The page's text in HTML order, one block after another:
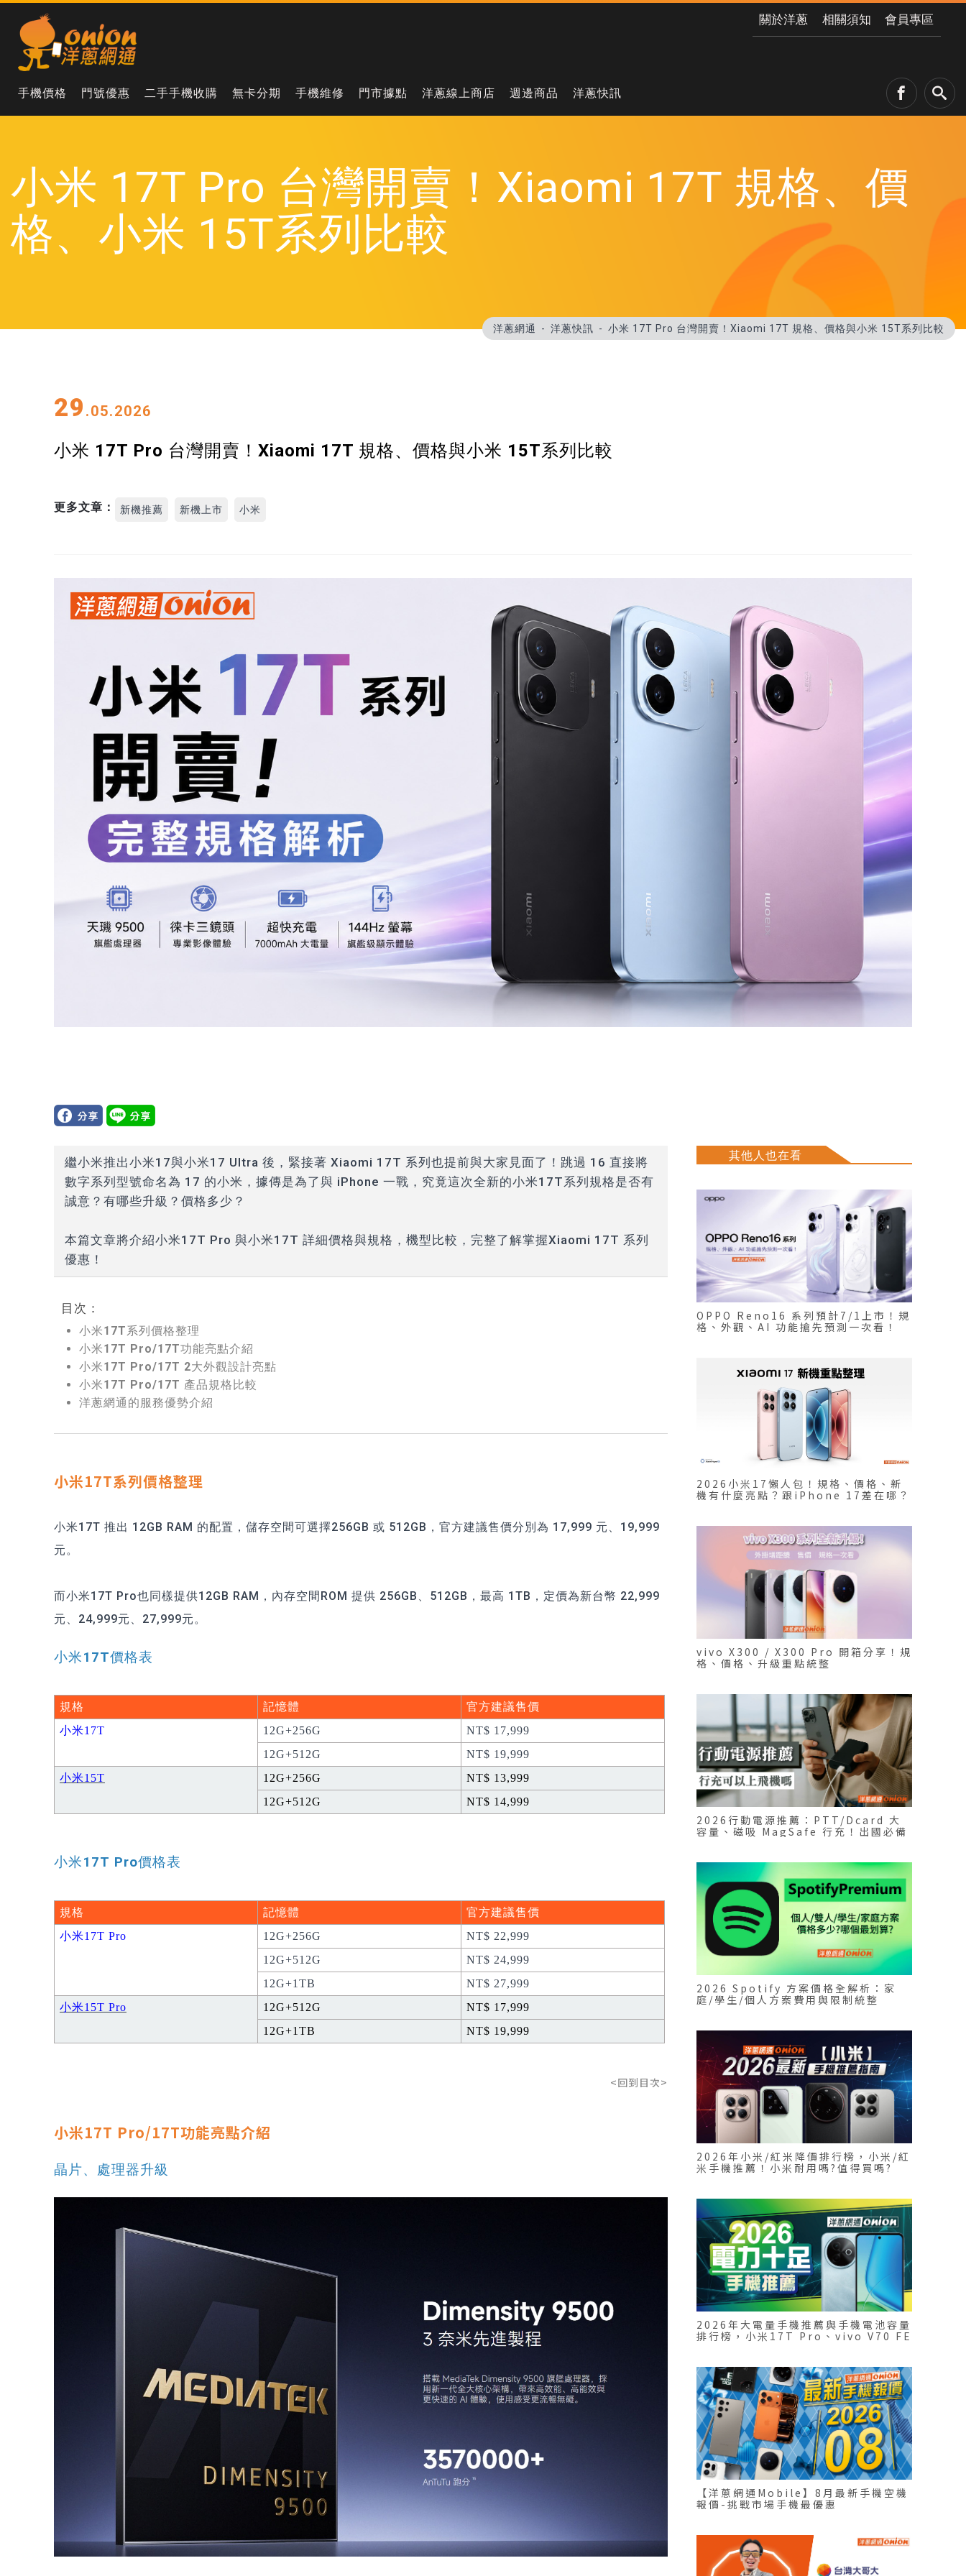
關於洋蔥 相關須知 會員專區
手機價格 門號優惠 二手手機收購 無卡分期 手機維修 門市據點 洋蔥線上商店 週邊商品 洋蔥快訊
小米 17T Pro 台灣開賣！Xiaomi 17T 規格、價
格、小米 15T系列比較
洋蔥網通 洋蔥快訊 小米 17T Pro 台灣開賣！Xiaomi 17T 規格、價格與小米 15T系列比較
29 .05.2026
小米 17T Pro 台灣開賣！Xiaomi 17T 規格、價格與小米 15T系列比較
更多文章： 新機推薦 新機上市 小米
繼小米推出小米17與小米17 Ultra 後，緊接著 Xiaomi 17T 系列也提前與大家見面了！跳過 16 直接將
數字系列型號命名為 17 的小米，據傳是為了與 iPhone 一戰，究竟這次全新的小米17T系列規格是否有
誠意？有哪些升級？價格多少？
本篇文章將介紹小米17T Pro 與小米17T 詳細價格與規格，機型比較，完整了解掌握Xiaomi 17T 系列
優惠！
目次：
小米17T系列價格整理
小米17T Pro/17T功能亮點介紹
小米17T Pro/17T 2大外觀設計亮點
小米17T Pro/17T 產品規格比較
洋蔥網通的服務優勢介紹
小米17T系列價格整理
小米17T 推出 12GB RAM 的配置，儲存空間可選擇256GB 或 512GB，官方建議售價分別為 17,999 元、19,999
元。
而小米17T Pro也同樣提供12GB RAM，內存空間ROM 提供 256GB、512GB，最高 1TB，定價為新台幣 22,999
元、24,999元、27,999元。
小米17T價格表
規格 記憶體
官方建議售價
小米17T
12G+256G
NT$ 17,999
12G+512G
NT$ 19,999
小米15T 12G+256G
NT$ 13,999
12G+512G
NT$ 14,999
小米17T Pro價格表
規格 記憶體
官方建議售價
小米17T Pro
12G+256G
NT$ 22,999
12G+512G
NT$ 24,999
12G+1TB
NT$ 27,999
小米15T Pro 12G+512G
NT$ 17,999
12G+1TB
NT$ 19,999
<回到目次>
小米17T Pro/17T功能亮點介紹
晶片、處理器升級
其他人也在看
OPPO Reno16 系列預計7/1上市！規
格、外觀、AI 功能搶先預測一次看！
2026小米17懶人包！規格、價格、新
機有什麼亮點？跟iPhone 17差在哪？
vivo X300 / X300 Pro 開箱分享！規
格、價格、升級重點統整
2026行動電源推薦：PTT/Dcard 大
容量、磁吸 MagSafe 行充！出國必備
2026 Spotify 方案價格全解析：家
庭/學生/個人方案費用與限制統整
2026年小米/紅米降價排行榜，小米/紅
米手機推薦！小米耐用嗎?值得買嗎?
2026年大電量手機推薦與手機電池容量
排行榜，小米17T Pro、vivo V70 FE
【洋蔥網通Mobile】8月最新手機空機
報價-挑戰市場手機最優惠